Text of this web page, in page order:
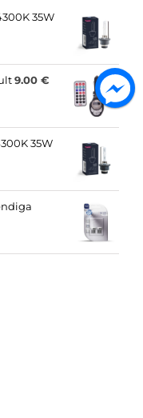
35W
9.00 €
35W